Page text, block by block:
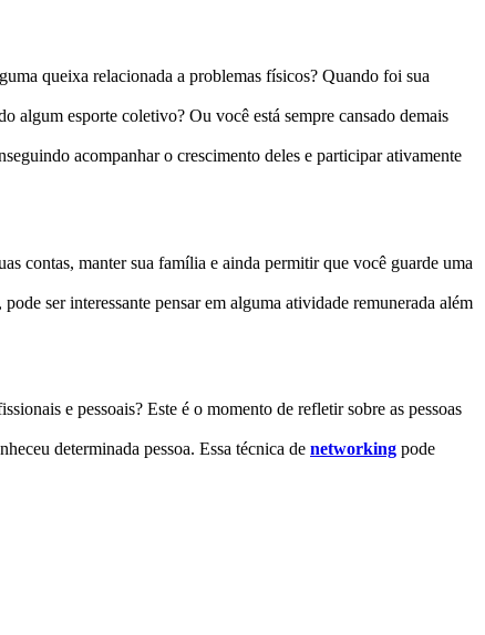
queixa relacionada a problemas físicos? Quando foi sua
algum esporte coletivo? Ou você está sempre cansado demais
acompanhar o crescimento deles e participar ativamente
contas, manter sua família e ainda permitir que você guarde uma
ser interessante pensar em alguma atividade remunerada além
e pessoais? Este é o momento de refletir sobre as pessoas
determinada pessoa. Essa técnica de networking pode